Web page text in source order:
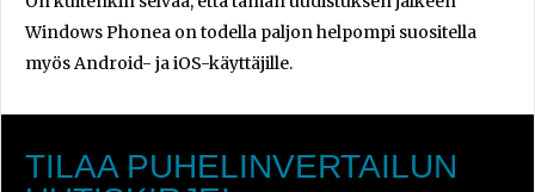
Windows Phonea on todella paljon helpompi suositella
myös Android- ja iOS-käyttäjille.
TILAA PUHELINVERTAILUN